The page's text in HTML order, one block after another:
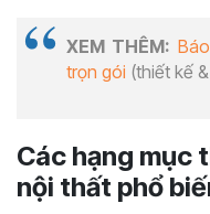
XEM THÊM:
trọn gói (thiết kế
Các hạng mục
nội thất phổ